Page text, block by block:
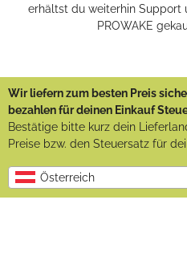
erhältst du weiterhin Support
PROWAKE
Wir liefern zum besten Preis
bezahlen für deinen Einkauf
Bestätige bitte kurz dein
Preise bzw. den Steuersatz für
Österreich